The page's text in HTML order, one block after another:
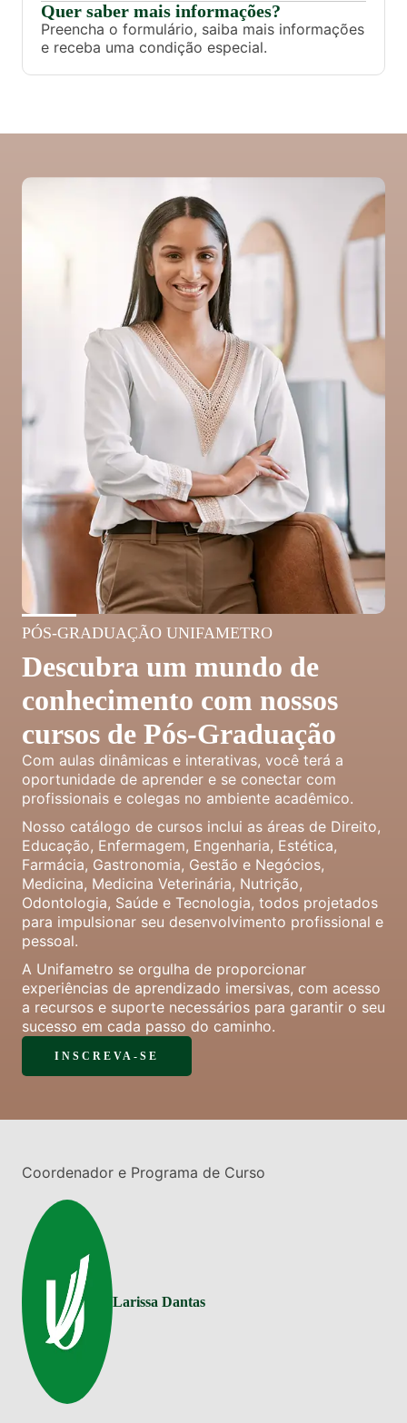
Quer saber mais informações?
Preencha o formulário, saiba mais informações
e receba uma condição especial.
PÓS-GRADUAÇÃO UNIFAMETRO
Descubra um mundo de
conhecimento com nossos
cursos de Pós-Graduação
Com aulas dinâmicas e interativas, você terá a
oportunidade de aprender e se conectar com
profissionais e colegas no ambiente acadêmico.
Nosso catálogo de cursos inclui as áreas de Direito,
Educação, Enfermagem, Engenharia, Estética,
Farmácia, Gastronomia, Gestão e Negócios,
Medicina, Medicina Veterinária, Nutrição,
Odontologia, Saúde e Tecnologia, todos projetados
para impulsionar seu desenvolvimento profissional e
pessoal.
A Unifametro se orgulha de proporcionar
experiências de aprendizado imersivas, com acesso
a recursos e suporte necessários para garantir o seu
sucesso em cada passo do caminho.
INSCREVA-SE
Coordenador e Programa de Curso
Larissa Dantas